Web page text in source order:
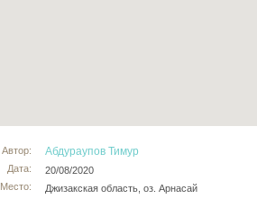
Автор:
Дата:
Место:
Абдураупов Тимур
20/08/2020
Джизакская область, оз. Арнасай